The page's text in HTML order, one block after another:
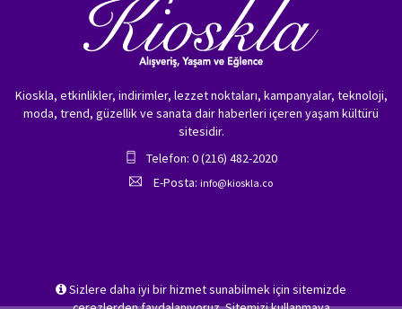
Sizlere daha iyi bir hizmet sunabilmek için sitemizde
Kioskla, etkinlikler, indirimler, lezzet noktaları, kampanyalar, teknoloji,
moda, trend, güzellik ve sanata dair haberleri içeren yaşam kültürü
sitesidir.
Telefon: 0 (216) 482-2020
E-Posta: info@kioskla.co